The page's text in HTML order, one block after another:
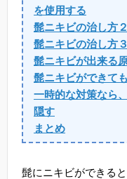
を使用する
髭ニキビの治し方
髭ニキビの治し方
髭ニキビが出来る
髭ニキビができて
一時的な対策なら
隠す
まとめ
髭にニキビができる